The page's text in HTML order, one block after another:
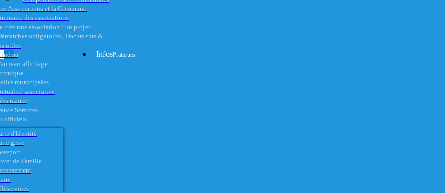
Associations et la Commune
des associations
crée une association / un projet
obligatoires, Documents &
utiles
affichage
municipales
associative
InfosPratiques
mairie
Services
officiels
d'Identité
grise
de Famille